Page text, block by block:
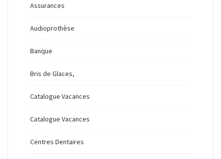
Assurances
Audioprothèse
Banque
Bris de Glaces,
Catalogue Vacances
Catalogue Vacances
Centres Dentaires